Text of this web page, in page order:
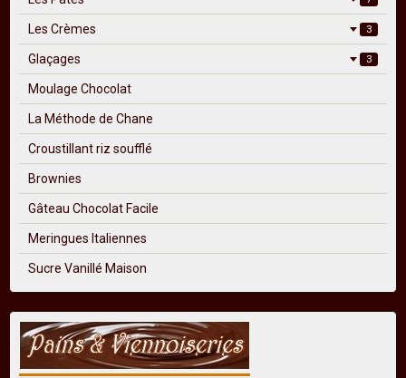
Les Crèmes 3
Glaçages 3
Moulage Chocolat
La Méthode de Chane
Croustillant riz soufflé
Brownies
Gâteau Chocolat Facile
Meringues Italiennes
Sucre Vanillé Maison